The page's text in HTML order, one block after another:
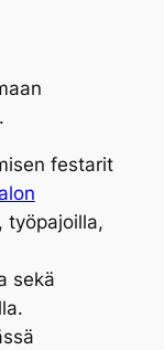
festarit
työpajoilla,
sekä